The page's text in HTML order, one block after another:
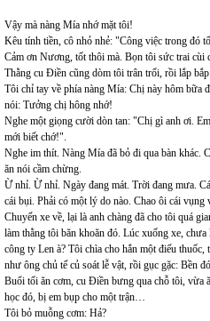
Vậy mà nàng Mía nhớ mặt tôi!
Kêu tính tiền, cô nhỏ nhẻ: "Công việc trong đó
Cảm ơn Nương, tốt thôi mà. Bọn tôi sức trai
Thằng cu Điền cũng dòm tôi trân trối, rồi lắp
Tôi chỉ tay về phía nàng Mía: Chị này hôm bữa
nói: Tưởng chị hông nhớ!
Nghe một giọng cười dòn tan: "Chị gì anh ơi.
mới biết chớ!".
Nghe im thít. Nàng Mía đã bỏ đi qua bàn khác.
ăn nói cầm chừng.
Ừ nhỉ. Ừ nhỉ. Ngày đang mát. Trời đang mưa.
cái bụi. Phải có một lý do nào. Chao ôi cái
Chuyến xe về, lại là anh chàng đã cho tôi quá
làm thằng tôi băn khoăn đó. Lúc xuống xe,
công ty Len à? Tôi chìa cho hắn một điếu
như ông chủ tế củ soát lễ vật, rồi gục gặc: Bền
Buổi tối ăn cơm, cu Điền bưng qua chỗ tôi, vừa
học đó, bị em bụp cho một trận…
Tôi bỏ muỗng cơm: Hả?